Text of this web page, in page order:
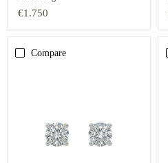
€1.750
Compare